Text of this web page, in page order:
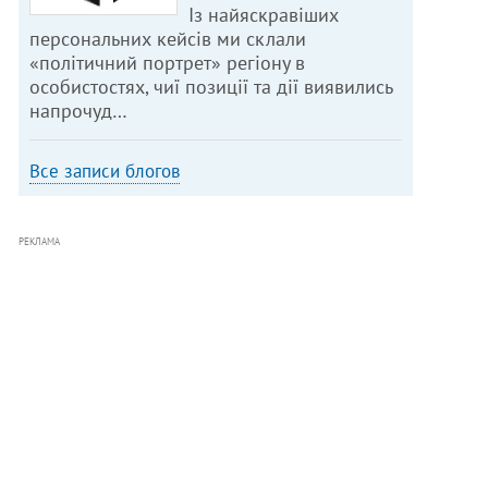
Із найяскравіших
персональних кейсів ми склали
«політичний портрет» регіону в
особистостях, чиї позиції та дії виявились
напрочуд…
Все записи блогов
РЕКЛАМА